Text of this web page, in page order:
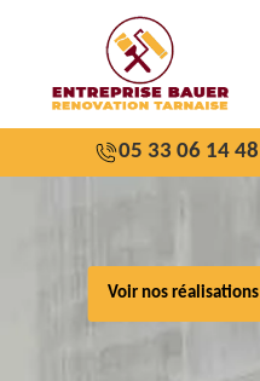
05 33 06 14 48
Voir nos réalisations